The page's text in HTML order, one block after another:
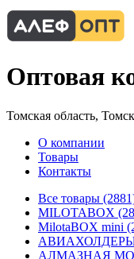
Оптовая
Томская область, Томск
О компании
Товары
Контакты
Все товары
MILOTABOX
MilotaBOX mini
АВИАХОЛДЕРЫ
АЛМАЗНАЯ